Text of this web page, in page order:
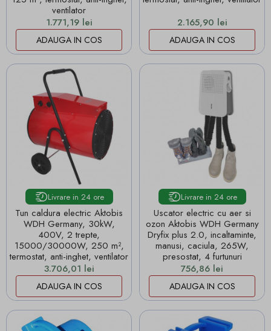
ventilator
Pret
1.771,19 lei
ADAUGA IN COS
Pret
2.165,90 lei
ADAUGA IN COS
Livrare in 24 ore
Tun caldura electric Aktobis
WDH Germany, 30kW,
400V, 2 trepte,
15000/30000W, 250 m²,
termostat, anti-inghet, ventilator
Pret
3.706,01 lei
ADAUGA IN COS
Livrare in 24 ore
Uscator electric cu aer si
ozon Aktobis WDH Germany
Dryfix plus 2.0, incaltaminte,
manusi, caciula, 265W,
presostat, 4 furtunuri
Pret
756,86 lei
ADAUGA IN COS